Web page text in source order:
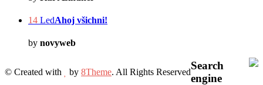
14 LedAhoj všichni!
by novyweb
© Created with by 8Theme. All Rights Reserved
Search
engine